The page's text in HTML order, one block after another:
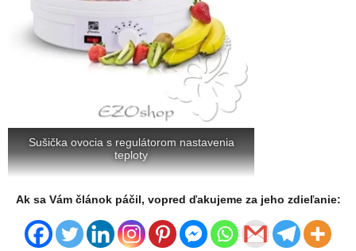
Sušička ovocia s regulátorom nastavenia
teploty
Ak sa Vám článok páčil, vopred ďakujeme za jeho zdieľanie: